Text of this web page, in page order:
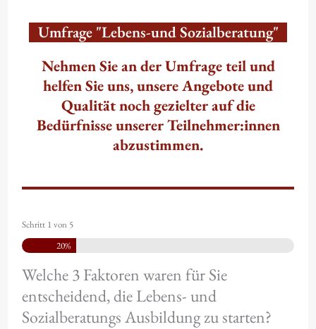
Umfrage "Lebens-und Sozialberatung"
Nehmen Sie an der Umfrage teil und
helfen Sie uns, unsere Angebote und
Qualität noch gezielter auf die
Bedürfnisse unserer Teilnehmer:innen
abzustimmen.
Schritt 1 von 5
20%
Welche 3 Faktoren waren für Sie
entscheidend, die Lebens- und
Sozialberatungs Ausbildung zu starten?